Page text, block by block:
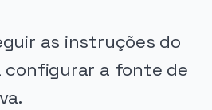
as instruções do
a fonte de